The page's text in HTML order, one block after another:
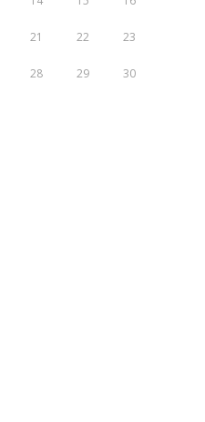
21 22 23
28 29 30